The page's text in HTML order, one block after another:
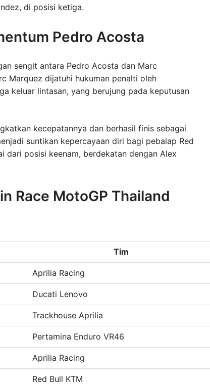
di posisi ketiga.
Pedro Acosta
sengit antara Pedro Acosta dan Marc
Marquez dijatuhi hukuman penalti oleh
keluar lintasan, yang berujung pada keputusan
kecepatannya dan berhasil finis sebagai
suntikan kepercayaan diri bagi pebalap Red
dari posisi keenam, berdekatan dengan Alex
Race MotoGP Thailand
Tim
Aprilia Racing
Ducati Lenovo
Trackhouse Aprilia
Pertamina Enduro VR46
Aprilia Racing
Red Bull KTM